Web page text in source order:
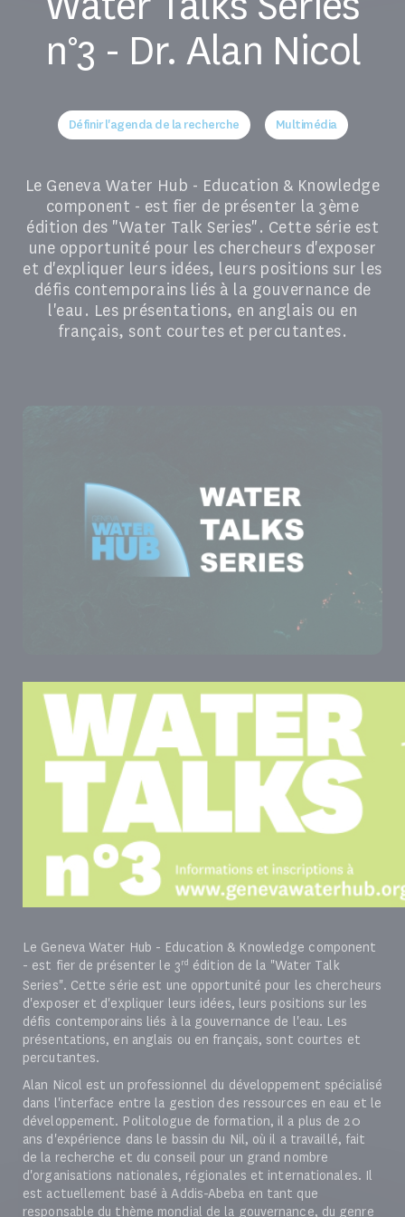
n°3 - Dr. Alan Nicol
Définir l'agenda de la recherche Multimédia
Le Geneva Water Hub - Education & Knowledge
component - est fier de présenter la 3ème
édition des "Water Talk Series". Cette série est
une opportunité pour les chercheurs d'exposer
et d'expliquer leurs idées, leurs positions sur les
défis contemporains liés à la gouvernance de
l'eau. Les présentations, en anglais ou en
français, sont courtes et percutantes.
Le Geneva Water Hub - Education & Knowledge component
- est fier de présenter le 3rd
édition de la "Water Talk
Series". Cette série est une opportunité pour les chercheurs
d'exposer et d'expliquer leurs idées, leurs positions sur les
défis contemporains liés à la gouvernance de l'eau. Les
présentations, en anglais ou en français, sont courtes et
percutantes.
Alan Nicol est un professionnel du développement spécialisé
dans l'interface entre la gestion des ressources en eau et le
développement. Politologue de formation, il a plus de 20
ans d'expérience dans le bassin du Nil, où il a travaillé, fait
de la recherche et du conseil pour un grand nombre
d'organisations nationales, régionales et internationales. Il
est actuellement basé à Addis-Abeba en tant que
responsable du thème mondial de la gouvernance, du genre